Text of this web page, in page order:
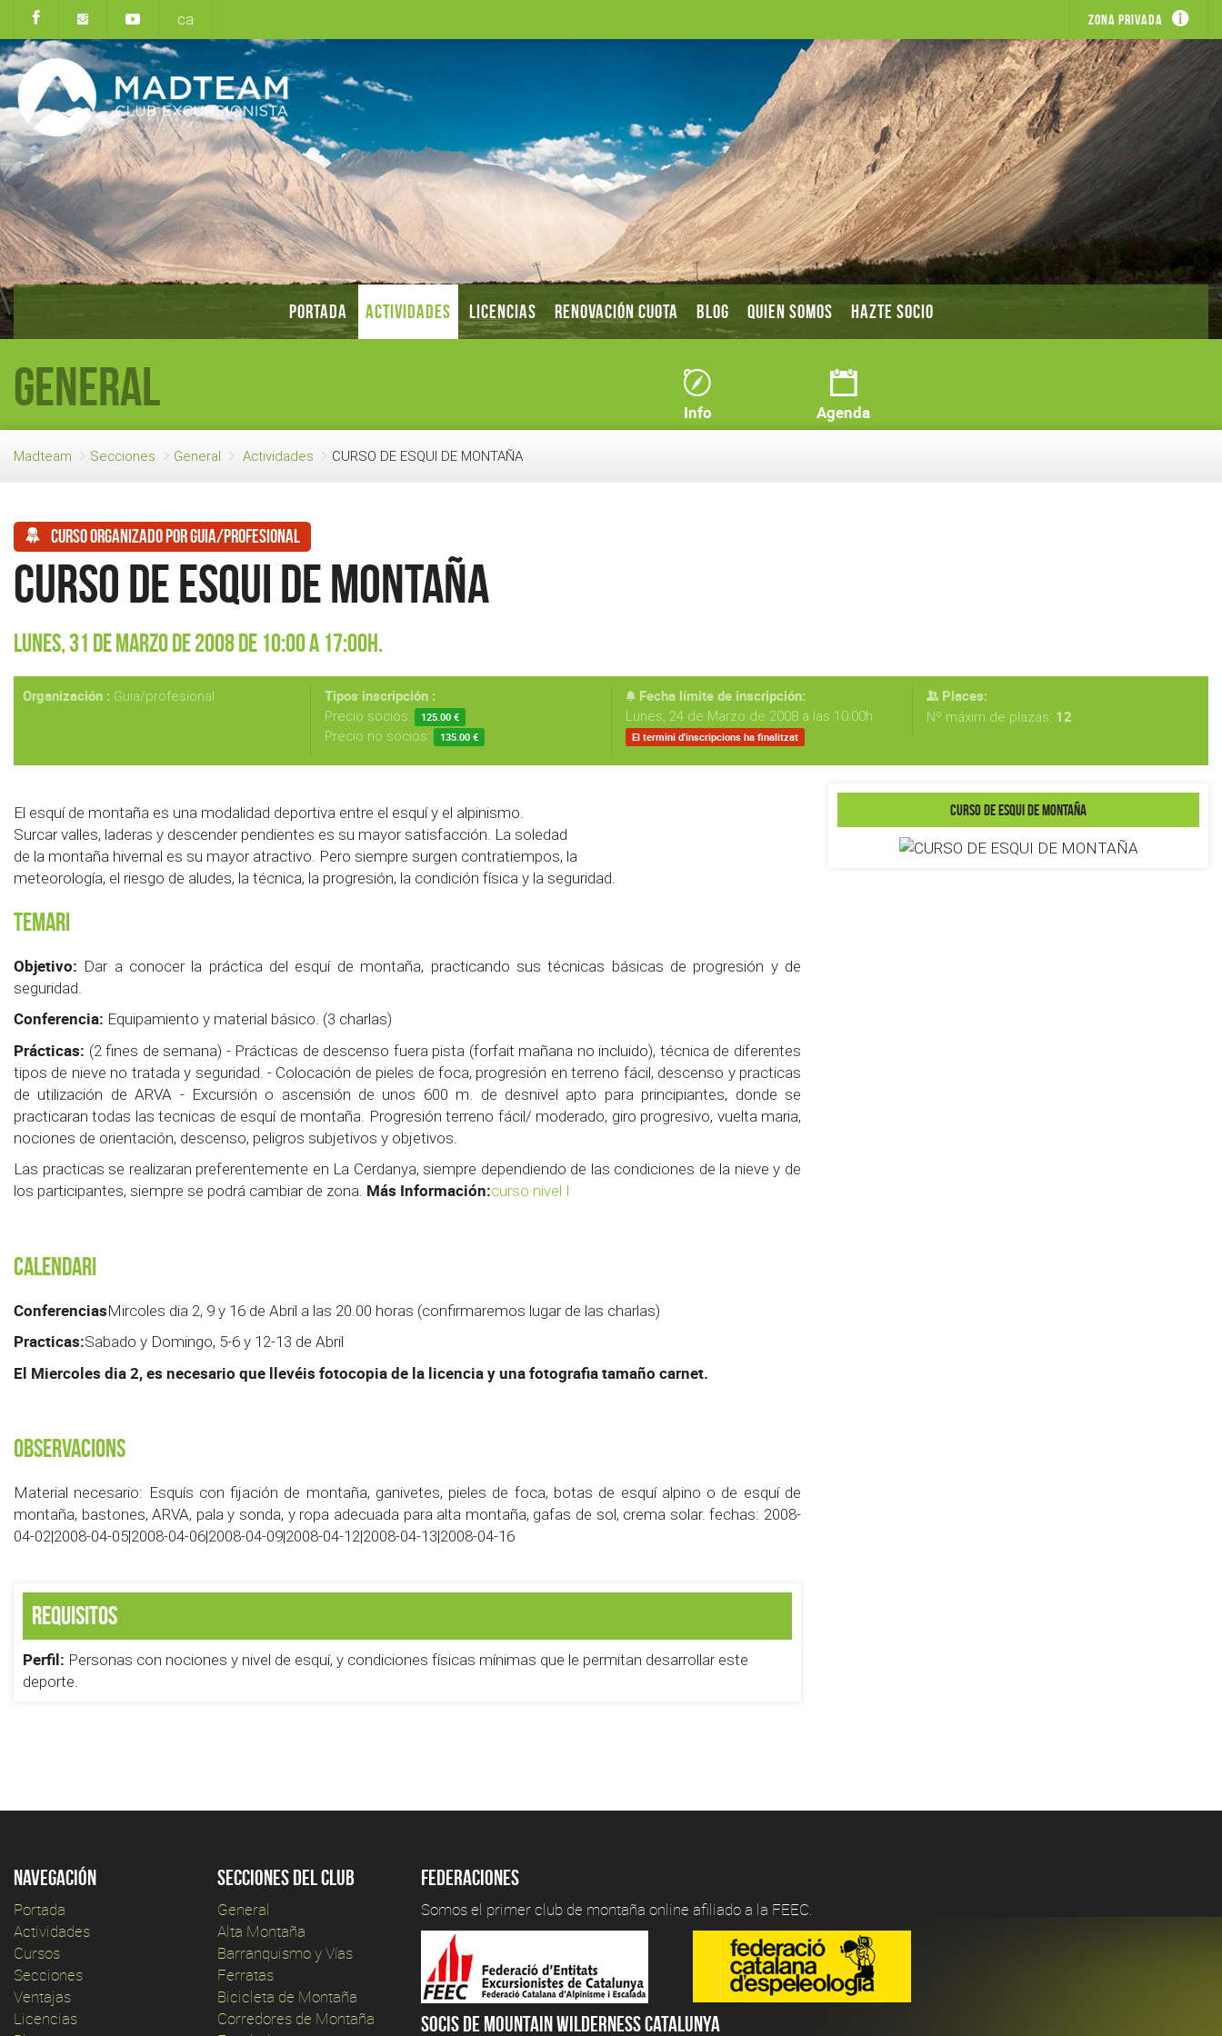
ca Zona privada
PORTADA ACTIVIDADES LICENCIAS RENOVACIÓN CUOTA BLOG QUIEN SOMOS HAZTE SOCIO
General Info Agenda
Madteam Secciones General Actividades CURSO DE ESQUI DE MONTAÑA
Curso organizado por guia/profesional
CURSO DE ESQUI DE MONTAÑA
Lunes, 31 de Marzo de 2008 de 10:00 a 17:00h.
Organización : Guia/profesional Tipos inscripción :
Precio socios: 125.00 €
Precio no socios: 135.00 €
Fecha límite de inscripción:
Lunes, 24 de Marzo de 2008 a las 10:00h
El termini d'inscripcions ha finalitzat
Places:
Nº máxim de plazas: 12
El esquí de montaña es una modalidad deportiva entre el esquí y el alpinismo.
Surcar valles, laderas y descender pendientes es su mayor satisfacción. La soledad
de la montaña hivernal es su mayor atractivo. Pero siempre surgen contratiempos, la
meteorología, el riesgo de aludes, la técnica, la progresión, la condición física y la seguridad.
Temari
Objetivo: Dar a conocer la práctica del esquí de montaña, practicando sus técnicas básicas de progresión y de
seguridad.
Conferencia: Equipamiento y material básico. (3 charlas)
Prácticas: (2 fines de semana) - Prácticas de descenso fuera pista (forfait mañana no incluido), técnica de diferentes
tipos de nieve no tratada y seguridad. - Colocación de pieles de foca, progresión en terreno fácil, descenso y practicas
de utilización de ARVA - Excursión o ascensión de unos 600 m. de desnivel apto para principiantes, donde se
practicaran todas las tecnicas de esquí de montaña. Progresión terreno fácil/ moderado, giro progresivo, vuelta maria,
nociones de orientación, descenso, peligros subjetivos y objetivos.
Las practicas se realizaran preferentemente en La Cerdanya, siempre dependiendo de las condiciones de la nieve y de
los participantes, siempre se podrá cambiar de zona. Más Información:curso nivel I
Calendari
ConferenciasMircoles dia 2, 9 y 16 de Abril a las 20.00 horas (confirmaremos lugar de las charlas)
Practicas:Sabado y Domingo, 5-6 y 12-13 de Abril
El Miercoles dia 2, es necesario que llevéis fotocopia de la licencia y una fotografia tamaño carnet.
Observacions
Material necesario: Esquís con fijación de montaña, ganivetes, pieles de foca, botas de esquí alpino o de esquí de
montaña, bastones, ARVA, pala y sonda, y ropa adecuada para alta montaña, gafas de sol, crema solar. fechas: 2008-
04-02|2008-04-05|2008-04-06|2008-04-09|2008-04-12|2008-04-13|2008-04-16
Requisitos
Perfil: Personas con nociones y nivel de esquí, y condiciones físicas mínimas que le permitan desarrollar este
deporte.
CURSO DE ESQUI DE MONTAÑA
Navegación
Portada
Actividades
Cursos
Secciones
Ventajas
Licencias
Secciones del club
General
Alta Montaña
Barranquismo y Vías
Ferratas
Bicicleta de Montaña
Corredores de Montaña
Federaciones
Somos el primer club de montaña online afiliado a la FEEC.
Socis de Mountain Wilderness Catalunya